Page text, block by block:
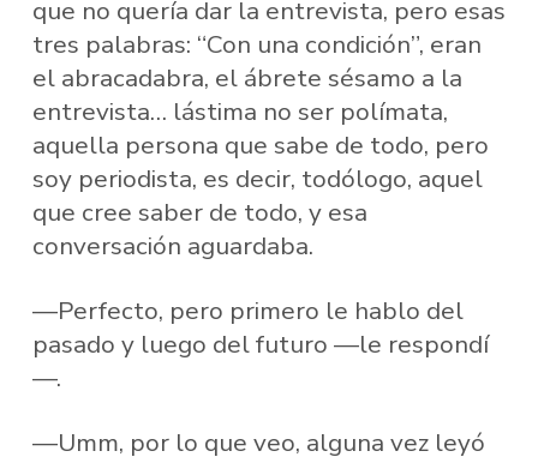
que no quería dar la entrevista, pero esas
tres palabras: “Con una condición”, eran
el abracadabra, el ábrete sésamo a la
entrevista… lástima no ser polímata,
aquella persona que sabe de todo, pero
soy periodista, es decir, todólogo, aquel
que cree saber de todo, y esa
conversación aguardaba.
—Perfecto, pero primero le hablo del
pasado y luego del futuro —le respondí
—.
—Umm, por lo que veo, alguna vez leyó